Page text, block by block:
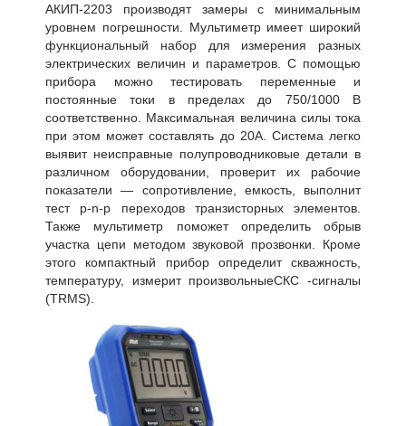
АКИП-2203 производят замеры с минимальным
уровнем погрешности. Мультиметр имеет широкий
функциональный набор для измерения разных
электрических величин и параметров. С помощью
прибора можно тестировать переменные и
постоянные токи в пределах до 750/1000 В
соответственно. Максимальная величина силы тока
при этом может составлять до 20А. Система легко
выявит неисправные полупроводниковые детали в
различном оборудовании, проверит их рабочие
показатели — сопротивление, емкость, выполнит
тест p-n-p переходов транзисторных элементов.
Также мультиметр поможет определить обрыв
участка цепи методом звуковой прозвонки. Кроме
этого компактный прибор определит скважность,
температуру, измерит произвольныеСКС -сигналы
(TRMS).